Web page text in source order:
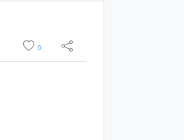
0
sns 공유